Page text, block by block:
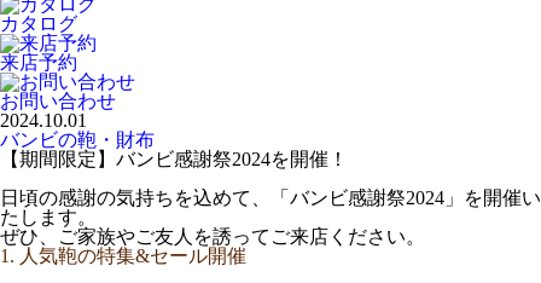
カタログ
来店予約
お問い合わせ
2024.10.01
バンビの鞄・財布
【期間限定】バンビ感謝祭2024を開催！
日頃の感謝の気持ちを込めて、「バンビ感謝祭2024」を開催い
たします。
ぜひ、ご家族やご友人を誘ってご来店ください。
1. 人気鞄の特集&セール開催